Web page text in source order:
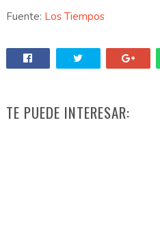
Fuente: Los Tiempos
TE PUEDE INTERESAR: